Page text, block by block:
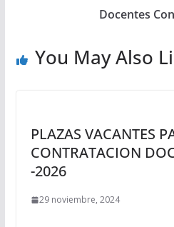
Docentes
You May Also
PLAZAS VACANTES
CONTRATACION
-2026
29 noviembre, 2024